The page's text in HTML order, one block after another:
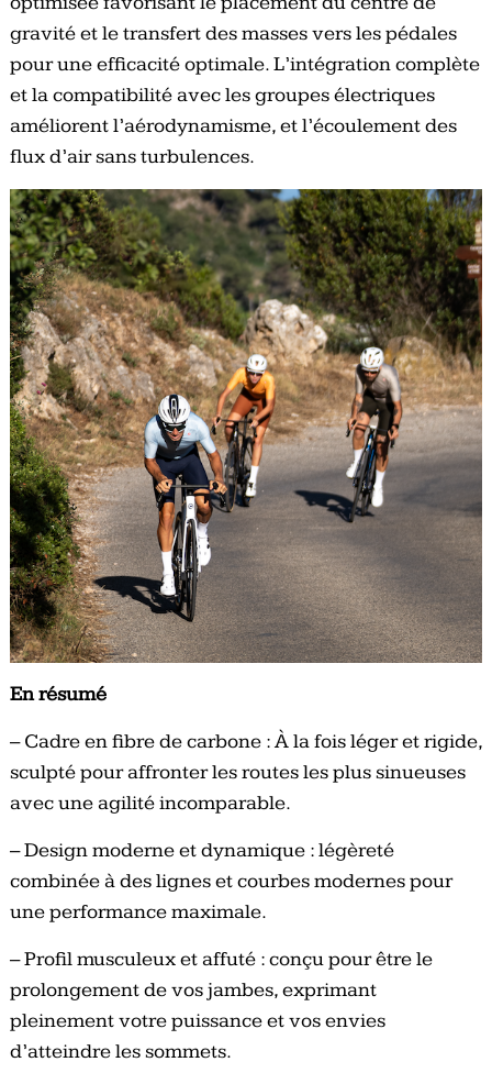
gravité et le transfert des masses vers les pédales
pour une efficacité optimale. L’intégration complète
et la compatibilité avec les groupes électriques
améliorent l’aérodynamisme, et l’écoulement des
flux d’air sans turbulences.
En résumé
– Cadre en fibre de carbone : À la fois léger et rigide,
sculpté pour affronter les routes les plus sinueuses
avec une agilité incomparable.
– Design moderne et dynamique : légèreté
combinée à des lignes et courbes modernes pour
une performance maximale.
– Profil musculeux et affuté : conçu pour être le
prolongement de vos jambes, exprimant
pleinement votre puissance et vos envies
d’atteindre les sommets.